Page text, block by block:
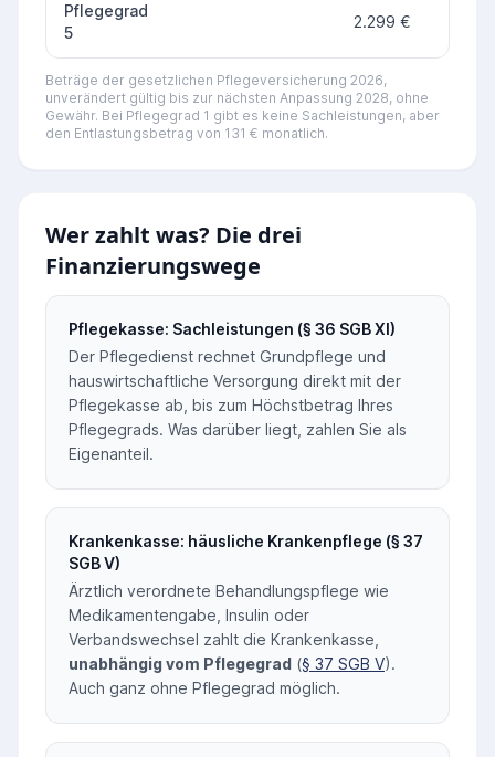
Pflegegrad
5
2.299 €
Beträge der gesetzlichen Pflegeversicherung 2026,
unverändert gültig bis zur nächsten Anpassung 2028, ohne
Gewähr. Bei Pflegegrad 1 gibt es keine Sachleistungen, aber
den Entlastungsbetrag von 131 € monatlich.
Wer zahlt was? Die drei
Finanzierungswege
Pflegekasse: Sachleistungen (§ 36 SGB XI)
Der Pflegedienst rechnet Grundpflege und
hauswirtschaftliche Versorgung direkt mit der
Pflegekasse ab, bis zum Höchstbetrag Ihres
Pflegegrads. Was darüber liegt, zahlen Sie als
Eigenanteil.
Krankenkasse: häusliche Krankenpflege (§ 37
SGB V)
Ärztlich verordnete Behandlungspflege wie
Medikamentengabe, Insulin oder
Verbandswechsel zahlt die Krankenkasse,
unabhängig vom Pflegegrad (§ 37 SGB V).
Auch ganz ohne Pflegegrad möglich.